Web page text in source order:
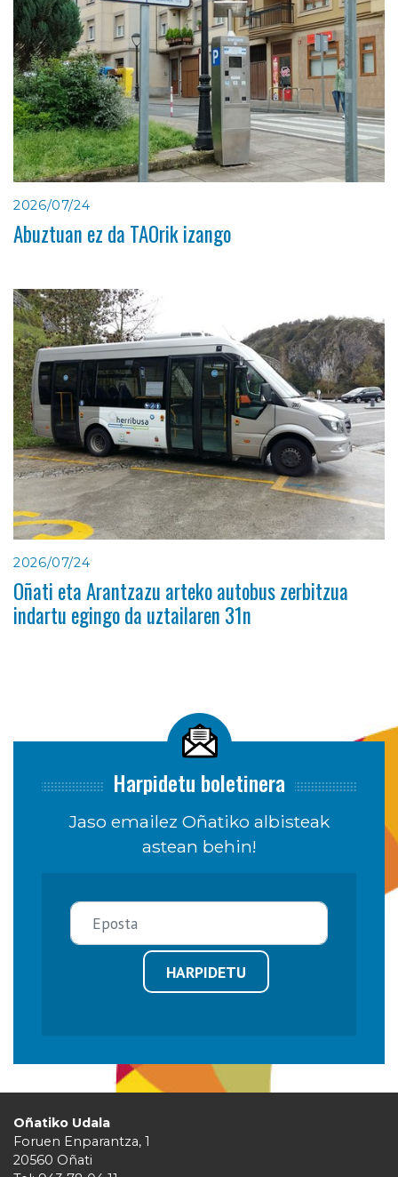
2026/07/24
Abuztuan ez da TAOrik izango
2026/07/24
Oñati eta Arantzazu arteko autobus zerbitzua
indartu egingo da uztailaren 31n
Harpidetu boletinera
Jaso emailez Oñatiko albisteak
astean behin!
HARPIDETU
Oñatiko Udala
Foruen Enparantza, 1
20560 Oñati